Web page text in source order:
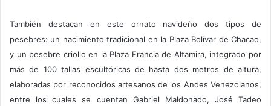
También destacan en este ornato navideño dos tipos de
pesebres: un nacimiento tradicional en la Plaza Bolívar de Chacao,
y un pesebre criollo en la Plaza Francia de Altamira, integrado por
más de 100 tallas escultóricas de hasta dos metros de altura,
elaboradas por reconocidos artesanos de los Andes Venezolanos,
entre los cuales se cuentan Gabriel Maldonado, José Tadeo